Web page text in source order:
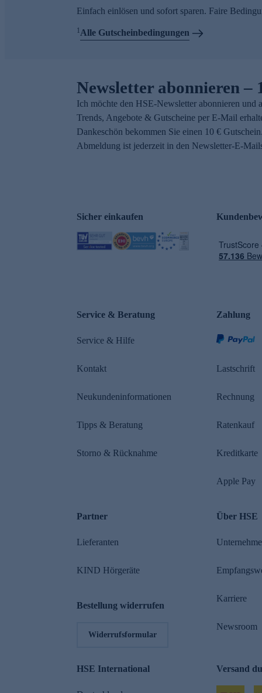
Einfach einlösen und sofort sparen. Faire
1Alle Gutscheinbedingungen
Newsletter abonnieren –
Ich möchte den HSE-Newsletter abonnieren und
Trends, Angebote & Gutscheine per E-Mail
Dankeschön bekommen Sie einen 10 €
Abmeldung ist jederzeit in den Newsletter-E-
Sicher einkaufen
Service & Beratung
Service & Hilfe
Kontakt
Neukundeninformationen
Tipps & Beratung
Storno & Rücknahme
Zahlung
Lastschrift
Rechnung
Ratenkauf
Kreditkarte
Apple Pay
Partner
Lieferanten
KIND Hörgeräte
Bestellung widerrufen
Widerrufsformular
Über HSE
Karriere
Newsroom
HSE International Versand